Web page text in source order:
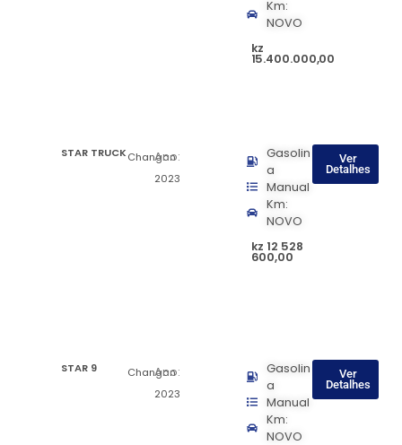
Km:
NOVO
kz
15.400.000,00
STAR TRUCKChangan
Ano:
2023
Gasolin
a
Manual
Km:
NOVO
kz 12 528
600,00
Ver
Detalhes
STAR 9 Changan
Ano:
2023
Gasolin
a
Manual
Km:
NOVO
Ver
Detalhes